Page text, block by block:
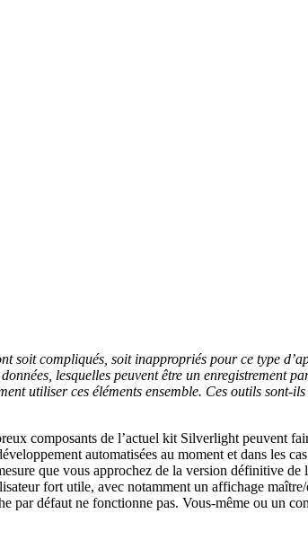
soit compliqués, soit inappropriés pour ce type
lesquelles peuvent être un enregistrement
utiliser ces éléments ensemble. Ces outils sont-
composants de l’actuel kit Silverlight peuvent
automatisées au moment et dans les
que vous approchez de la version définitive
fort utile, avec notamment un affichage
défaut ne fonctionne pas. Vous-même ou un